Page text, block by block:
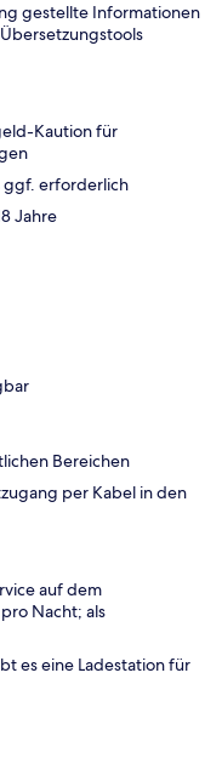
gestellte Informationen
Kaution für
ggf. erforderlich
Jahre
Bereichen
per Kabel in den
auf dem
Nacht; als
es eine Ladestation für